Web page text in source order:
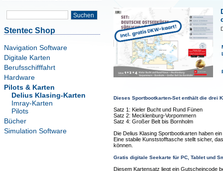
Suchen
Stentec Shop
Navigation Software
Digitale Karten
Berufsschifffahrt
Hardware
Pilots & Karten
Delius Klasing-Karten
Imray-Karten
Pilots
Bücher
Simulation Software
Dieses Sportbootkarten-Set enthält die drei
Satz 1: Kieler Bucht und Rund Fünen
Satz 2: Mecklenburg-Vorpommern
Satz 4: Großer Belt bis Bornholm
Die Delius Klasing Sportbootkarten haben
Eine stabile Kunststofftasche stellt sicher,
können.
Gratis digitale Seekarte für PC, Tablet und
Diesem Kartensatz liegt ein Gutscheincode